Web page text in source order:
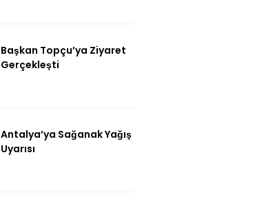
Başkan Topçu’ya Ziyaret
Gerçekleşti
Antalya’ya Sağanak Yağış
Uyarısı